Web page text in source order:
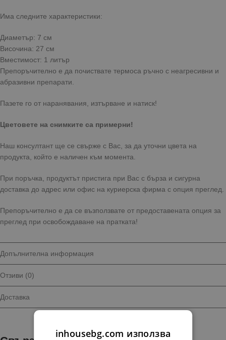
Има следните характеристики:
Диаметър: 7 см
Височина: 27 см
Вместимост: 1 литър
Препоръчително е да почиствате термоса ръчно с неагресивни и
абразивни препарати.
Пазете го от наранявания, изтърване и натиск!
Цветовете на снимките са примерни!
Наш консултант ще се свърже с Вас, за да уточни цвета на
продукта, който е наличен към момента.
При поръчка, продуктът пристига при Вас с бърза и сигурна
доставка до адрес или офис на куриерска фирма с опция преглед.
Препоръчително е да се възползвате от предоставената опция за
преглед при освобождаване на пратката!
Допълнителна информация
Отзиви (0)
Доставка
inhousebg.com използва